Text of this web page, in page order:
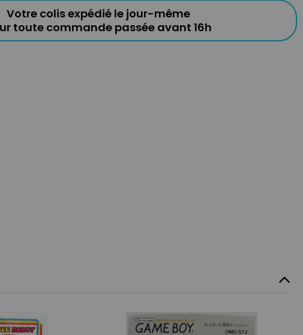
Votre colis expédié le jour-même
toute commande passée avant 16h